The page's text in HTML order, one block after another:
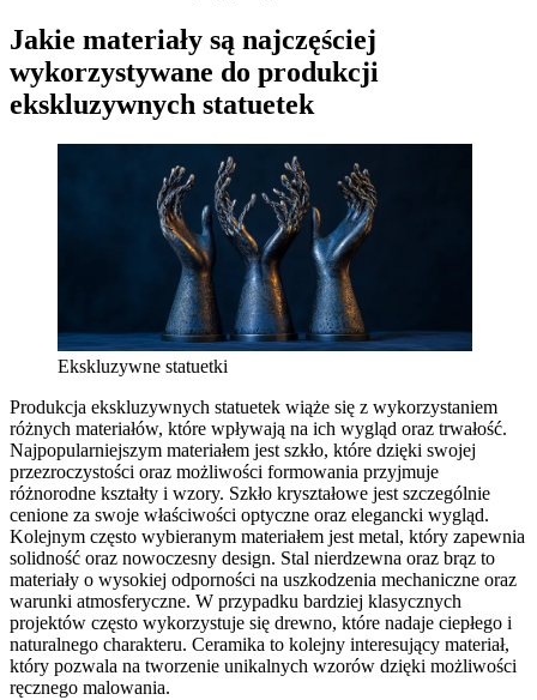
Jakie materiały są najczęściej
wykorzystywane do produkcji
ekskluzywnych statuetek
Ekskluzywne statuetki
Produkcja ekskluzywnych statuetek wiąże się z wykorzystaniem
różnych materiałów, które wpływają na ich wygląd oraz trwałość.
Najpopularniejszym materiałem jest szkło, które dzięki swojej
przezroczystości oraz możliwości formowania przyjmuje
różnorodne kształty i wzory. Szkło kryształowe jest szczególnie
cenione za swoje właściwości optyczne oraz elegancki wygląd.
Kolejnym często wybieranym materiałem jest metal, który zapewnia
solidność oraz nowoczesny design. Stal nierdzewna oraz brąz to
materiały o wysokiej odporności na uszkodzenia mechaniczne oraz
warunki atmosferyczne. W przypadku bardziej klasycznych
projektów często wykorzystuje się drewno, które nadaje ciepłego i
naturalnego charakteru. Ceramika to kolejny interesujący materiał,
który pozwala na tworzenie unikalnych wzorów dzięki możliwości
ręcznego malowania.